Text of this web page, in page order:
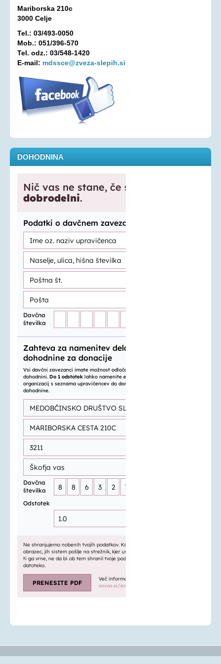
Oprostitev plačila RTV prispevka
OSEBNA ASISTENCA
KONTAKT
Mariborska 210c
3000 Celje
Tel.: 03/493-0050
Mob.: 051/396-570
Tel. odz.: 03/548-1420
E-mail: mdssce@zveza-slepih.si
DOHODNINA